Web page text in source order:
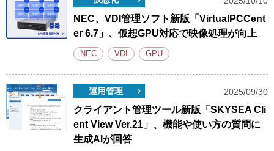
NEC、VDI管理ソフト新版「VirtualPCCent
er 6.7」、仮想GPU対応で映像処理が向上
NEC VDI GPU
運用管理 2025/09/30
クライアント管理ツール新版「SKYSEA Cli
ent View Ver.21」、機能や使い方の質問に
生成AIが回答